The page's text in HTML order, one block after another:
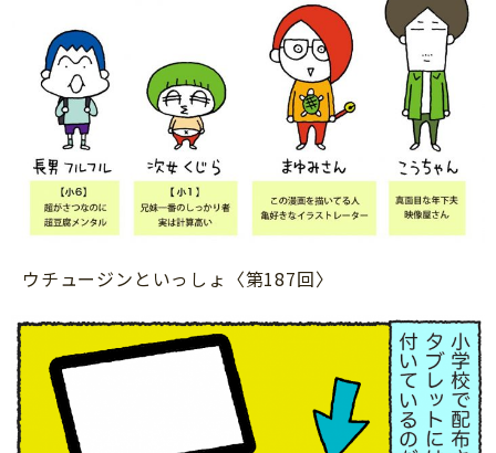
個⼈情報について
お問い合わせ
ウチュージンといっしょ〈第187回〉